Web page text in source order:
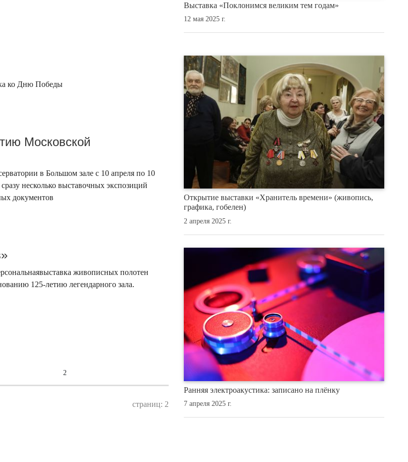
ко Дню Победы
Московской
в Большом зале с 10 апреля по 10
несколько выставочных экспозиций
документов
живописных полотен
125-летию легендарного зала.
2
страниц: 2
Выставка «Поклонимся великим тем годам»
12 мая 2025 г.
Открытие выставки «Хранитель времени» (живопись,
графика, гобелен)
2 апреля 2025 г.
Ранняя электроакустика: записано на плёнку
7 апреля 2025 г.